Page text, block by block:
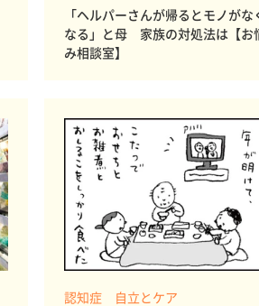
「ヘルパーさんが帰るとモノがな
なる」と母 家族の対処法は【お
み相談室】
認知症 自立とケア